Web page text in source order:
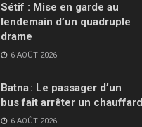
Sétif : Mise en garde au
lendemain d’un quadruple
drame
6 AOÛT 2026
Batna : Le passager d’un
bus fait arrêter un chauffard
6 AOÛT 2026